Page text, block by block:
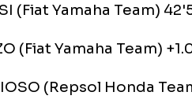
am castigat aici
si aceasta este
cursei, Valentino